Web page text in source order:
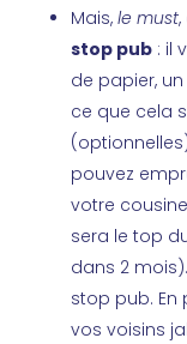
Mais, le must
stop pub: il
de papier,
ce que cela
pouvez
votre
sera le top
dans 2
stop pub. En
vos voisins